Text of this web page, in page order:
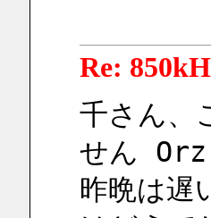
Re:
千さん、
せん Orz
昨晩は遅